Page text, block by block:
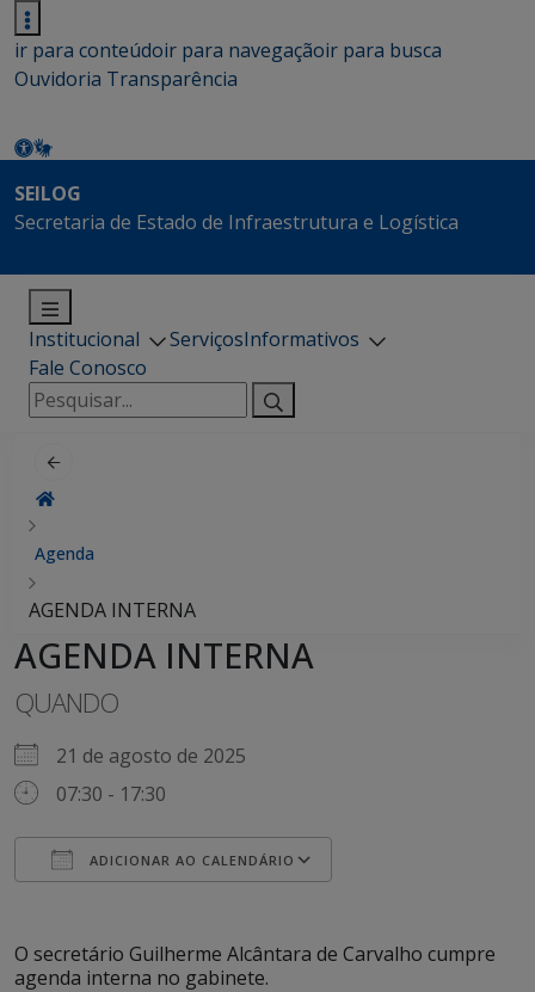
ir para conteúdoir para navegaçãoir para busca
Ouvidoria Transparência
SEILOG
Secretaria de Estado de Infraestrutura e Logística
Institucional ServiçosInformativos
Fale Conosco
Pesquisar
por:
Agenda
AGENDA INTERNA
AGENDA INTERNA
QUANDO
21 de agosto de 2025
07:30 - 17:30
ADICIONAR AO CALENDÁRIO
O secretário Guilherme Alcântara de Carvalho cumpre
agenda interna no gabinete.